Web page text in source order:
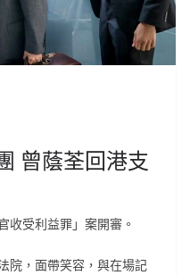
曾蔭荃回港支
收受利益罪」案開審。
院，面帶笑容，與在場記